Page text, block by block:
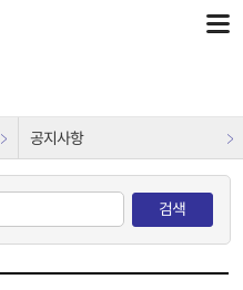
공지사항
검색